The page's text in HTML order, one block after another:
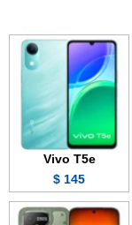
Vivo T5e
145 $